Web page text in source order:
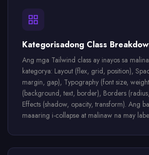
Kategorisadong Class
Ang mga Tailwind class ay inayos sa
kategorya: Layout (flex, grid, position),
margin, gap), Typography (font size,
(background, text, border), Borders
Effects (shadow, opacity, transform). Ang
maaaring i-collapse at malinaw na may